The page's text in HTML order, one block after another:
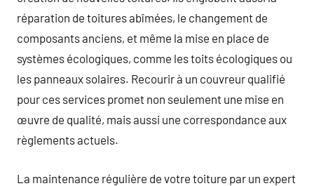
réparation de toitures abîmées, le changement de
composants anciens, et même la mise en place de
systèmes écologiques, comme les toits écologiques ou
les panneaux solaires. Recourir à un couvreur qualifié
pour ces services promet non seulement une mise en
œuvre de qualité, mais aussi une correspondance aux
règlements actuels.
La maintenance régulière de votre toiture par un expert